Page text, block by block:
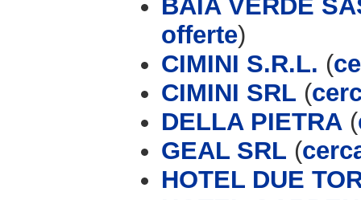
BAIA VERDE
offerte)
CIMINI S.R.L. (
CIMINI SRL (
DELLA PIETRA (
GEAL SRL (
HOTEL DUE